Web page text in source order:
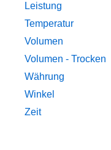
Leistung
Temperatur
Volumen
Volumen - Trocken
Währung
Winkel
Zeit